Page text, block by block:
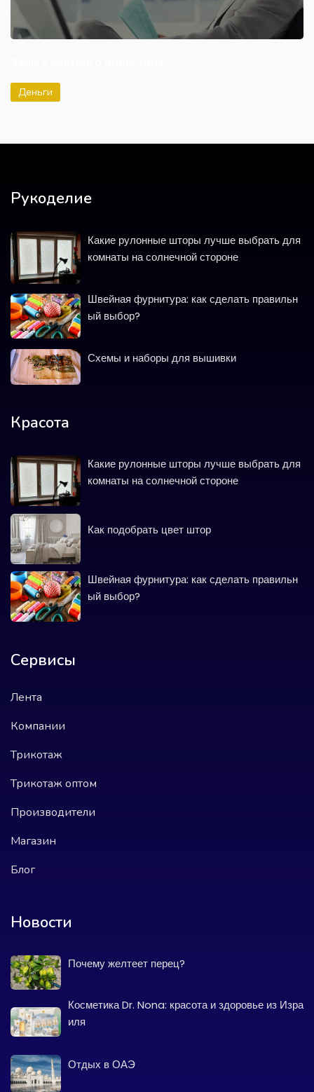
Деньги
Рукоделие
Какие рулонные шторы лучше выбрать для
комнаты на солнечной стороне
Швейная фурнитура: как сделать правильн
ый выбор?
Схемы и наборы для вышивки
Красота
Какие рулонные шторы лучше выбрать для
комнаты на солнечной стороне
Как подобрать цвет штор
Швейная фурнитура: как сделать правильн
ый выбор?
Сервисы
Лента
Компании
Трикотаж
Трикотаж оптом
Производители
Магазин
Блог
Новости
Почему желтеет перец?
Косметика Dr. Nona: красота и здоровье из Изра
иля
Отдых в ОАЭ